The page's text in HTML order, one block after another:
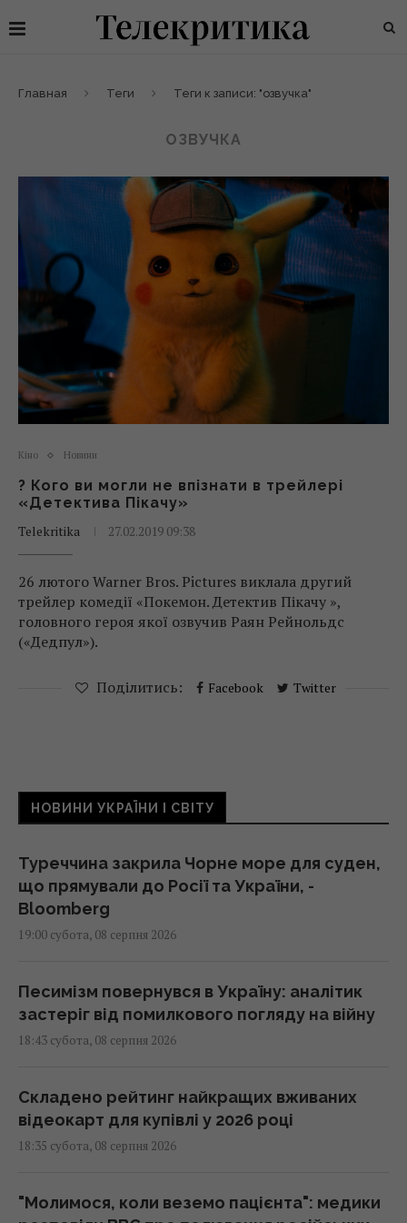
Главная Теги Теги к записи: "озвучка"
ОЗВУЧКА
Кіно Новини
? Кого ви могли не впізнати в трейлері
«Детектива Пікачу»
Telekritika
27.02.2019 09:38
26 лютого Warner Bros. Pictures виклала другий
трейлер комедії «Покемон. Детектив Пікачу »,
головного героя якої озвучив Раян Рейнольдс
(«Дедпул»).
Поділитись: Facebook Twitter
НОВИНИ УКРАЇНИ І СВІТУ
Туреччина закрила Чорне море для суден,
що прямували до Росії та України, -
Bloomberg
19:00 субота, 08 серпня 2026
Песимізм повернувся в Україну: аналітик
застеріг від помилкового погляду на війну
18:43 субота, 08 серпня 2026
Складено рейтинг найкращих вживаних
відеокарт для купівлі у 2026 році
18:35 субота, 08 серпня 2026
"Молимося, коли веземо пацієнта": медики